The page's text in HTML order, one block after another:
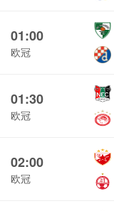
01:00
欧冠
01:30
欧冠
02:00
欧冠